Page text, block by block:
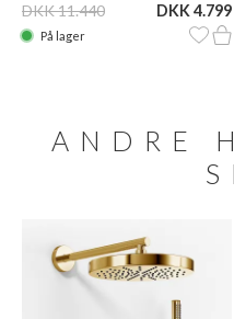
DKK 11.440 DKK 4.799
På lager
ANDRE